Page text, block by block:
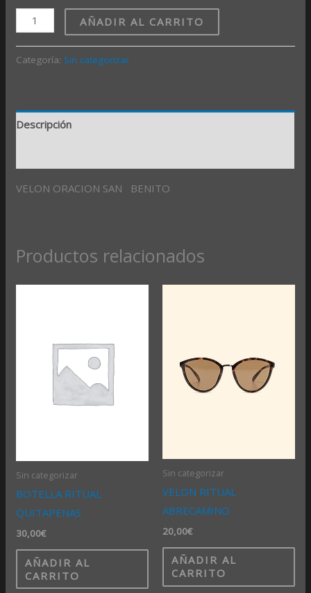
AÑADIR AL CARRITO
Categoría: Sin categorizar
Descripción
VELON ORACION SAN BENITO
Productos relacionados
Sin categorizar
BOTELLA RITUAL
QUITAPENAS
30,00€
AÑADIR AL
CARRITO
Sin categorizar
VELON RITUAL
ABRECAMINO
20,00€
AÑADIR AL
CARRITO